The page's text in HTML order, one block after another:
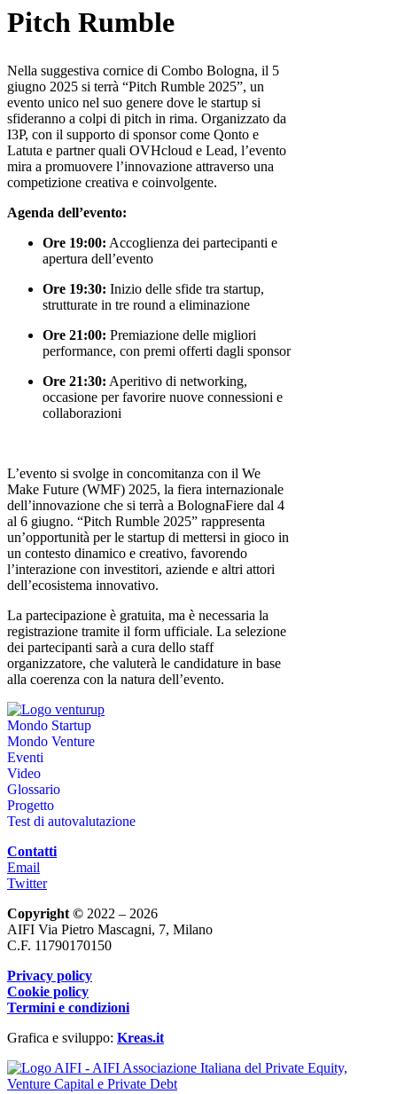
Pitch Rumble
Nella suggestiva cornice di Combo Bologna, il 5
giugno 2025 si terrà “Pitch Rumble 2025”, un
evento unico nel suo genere dove le startup si
sfideranno a colpi di pitch in rima. Organizzato da
I3P, con il supporto di sponsor come Qonto e
Latuta e partner quali OVHcloud e Lead, l’evento
mira a promuovere l’innovazione attraverso una
competizione creativa e coinvolgente.
Agenda dell’evento:
Ore 19:00: Accoglienza dei partecipanti e
apertura dell’evento
Ore 19:30: Inizio delle sfide tra startup,
strutturate in tre round a eliminazione
Ore 21:00: Premiazione delle migliori
performance, con premi offerti dagli sponsor
Ore 21:30: Aperitivo di networking,
occasione per favorire nuove connessioni e
collaborazioni
L’evento si svolge in concomitanza con il We
Make Future (WMF) 2025, la fiera internazionale
dell’innovazione che si terrà a BolognaFiere dal 4
al 6 giugno. “Pitch Rumble 2025” rappresenta
un’opportunità per le startup di mettersi in gioco in
un contesto dinamico e creativo, favorendo
l’interazione con investitori, aziende e altri attori
dell’ecosistema innovativo.
La partecipazione è gratuita, ma è necessaria la
registrazione tramite il form ufficiale. La selezione
dei partecipanti sarà a cura dello staff
organizzatore, che valuterà le candidature in base
alla coerenza con la natura dell’evento.
Mondo Startup
Mondo Venture
Eventi
Video
Glossario
Progetto
Test di autovalutazione
Contatti
Email
Twitter
Copyright © 2022 – 2026
AIFI Via Pietro Mascagni, 7, Milano
C.F. 11790170150
Privacy policy
Cookie policy
Termini e condizioni
Grafica e sviluppo: Kreas.it